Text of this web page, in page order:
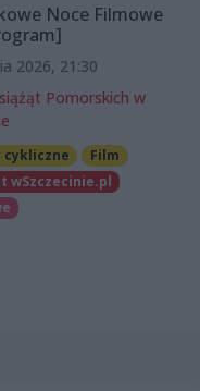
Noce Filmowe
2026, 21:30
Pomorskich w
cykliczne
Film
wSzczecinie.pl